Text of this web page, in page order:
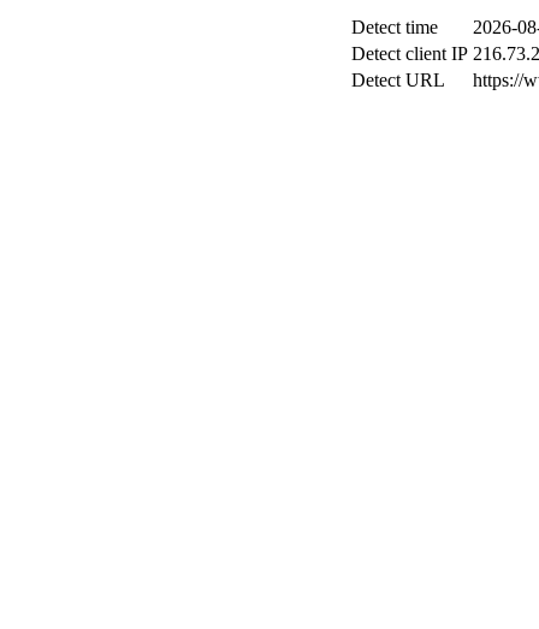
Detect time
2026-
Detect client IP
Detect URL
https://